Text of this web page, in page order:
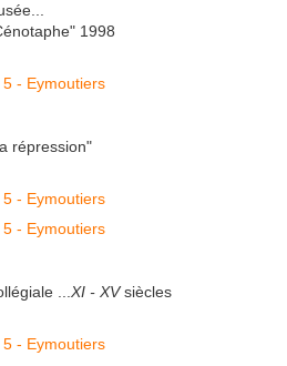
1998
répression"
... XI - XVsiècles